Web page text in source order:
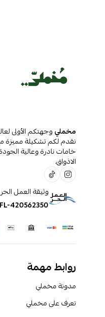
مخمليوجهتكم الأولى
نقدم لكم تشكيلة مميزة
خامات نادرة وعالية
الاذواق.
وثيقة العمل الحر
FL-420562350
روابط مهمة
مدونة مخملي
تعرف على مخملي